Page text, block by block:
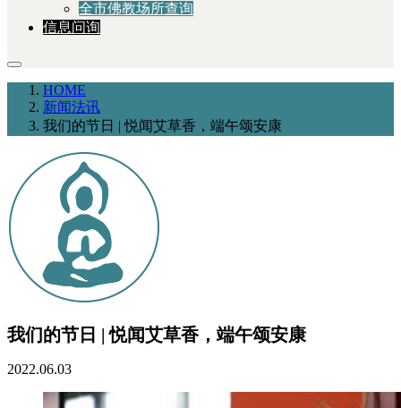
全市佛教场所查询
信息问询
HOME
新闻法讯
我们的节日 | 悦闻艾草香，端午颂安康
我们的节日 | 悦闻艾草香，端午颂安康
2022.06.03